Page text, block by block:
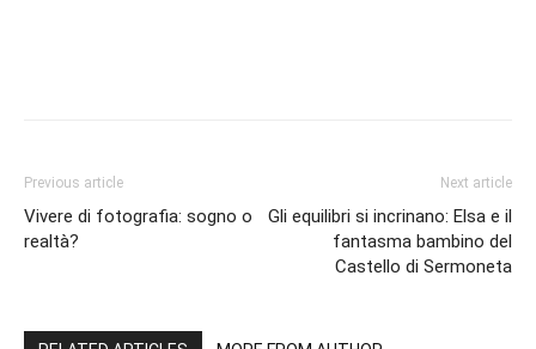
Previous article
Vivere di fotografia: sogno o
realtà?
Next article
Gli equilibri si incrinano: Elsa e il
fantasma bambino del
Castello di Sermoneta